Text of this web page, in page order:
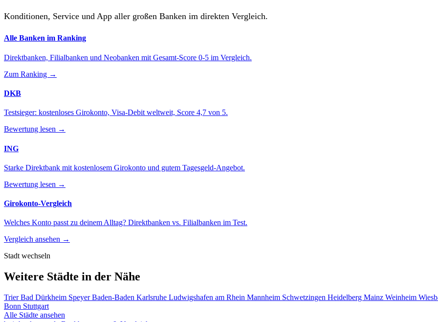
Konditionen, Service und App aller großen Banken im direkten Vergleich.
Alle Banken im Ranking
Direktbanken, Filialbanken und Neobanken mit Gesamt-Score 0-5 im Vergleich.
Zum Ranking →
DKB
Testsieger: kostenloses Girokonto, Visa-Debit weltweit, Score 4,7 von 5.
Bewertung lesen →
ING
Starke Direktbank mit kostenlosem Girokonto und gutem Tagesgeld-Angebot.
Bewertung lesen →
Girokonto-Vergleich
Welches Konto passt zu deinem Alltag? Direktbanken vs. Filialbanken im Test.
Vergleich ansehen →
Stadt wechseln
Weitere Städte in der Nähe
TrierBad Dürkheim SpeyerBaden-Baden Karlsruhe Ludwigshafen am Rhein Mannheim Schwetzingen Heidelberg Mainz Weinheim
Bonn Stuttgart
Alle Städte ansehen